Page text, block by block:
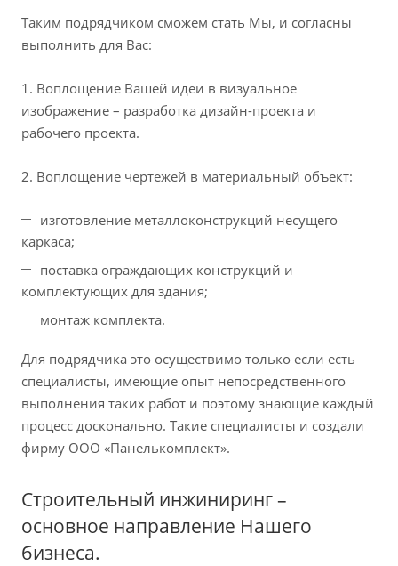
Таким подрядчиком сможем стать Мы, и согласны
выполнить для Вас:
1. Воплощение Вашей идеи в визуальное
изображение – разработка дизайн-проекта и
рабочего проекта.
2. Воплощение чертежей в материальный объект:
изготовление металлоконструкций несущего
каркаса;
поставка ограждающих конструкций и
комплектующих для здания;
монтаж комплекта.
Для подрядчика это осуществимо только если есть
специалисты, имеющие опыт непосредственного
выполнения таких работ и поэтому знающие каждый
процесс досконально. Такие специалисты и создали
фирму ООО «Панелькомплект».
Строительный инжиниринг –
основное направление Нашего
бизнеса.